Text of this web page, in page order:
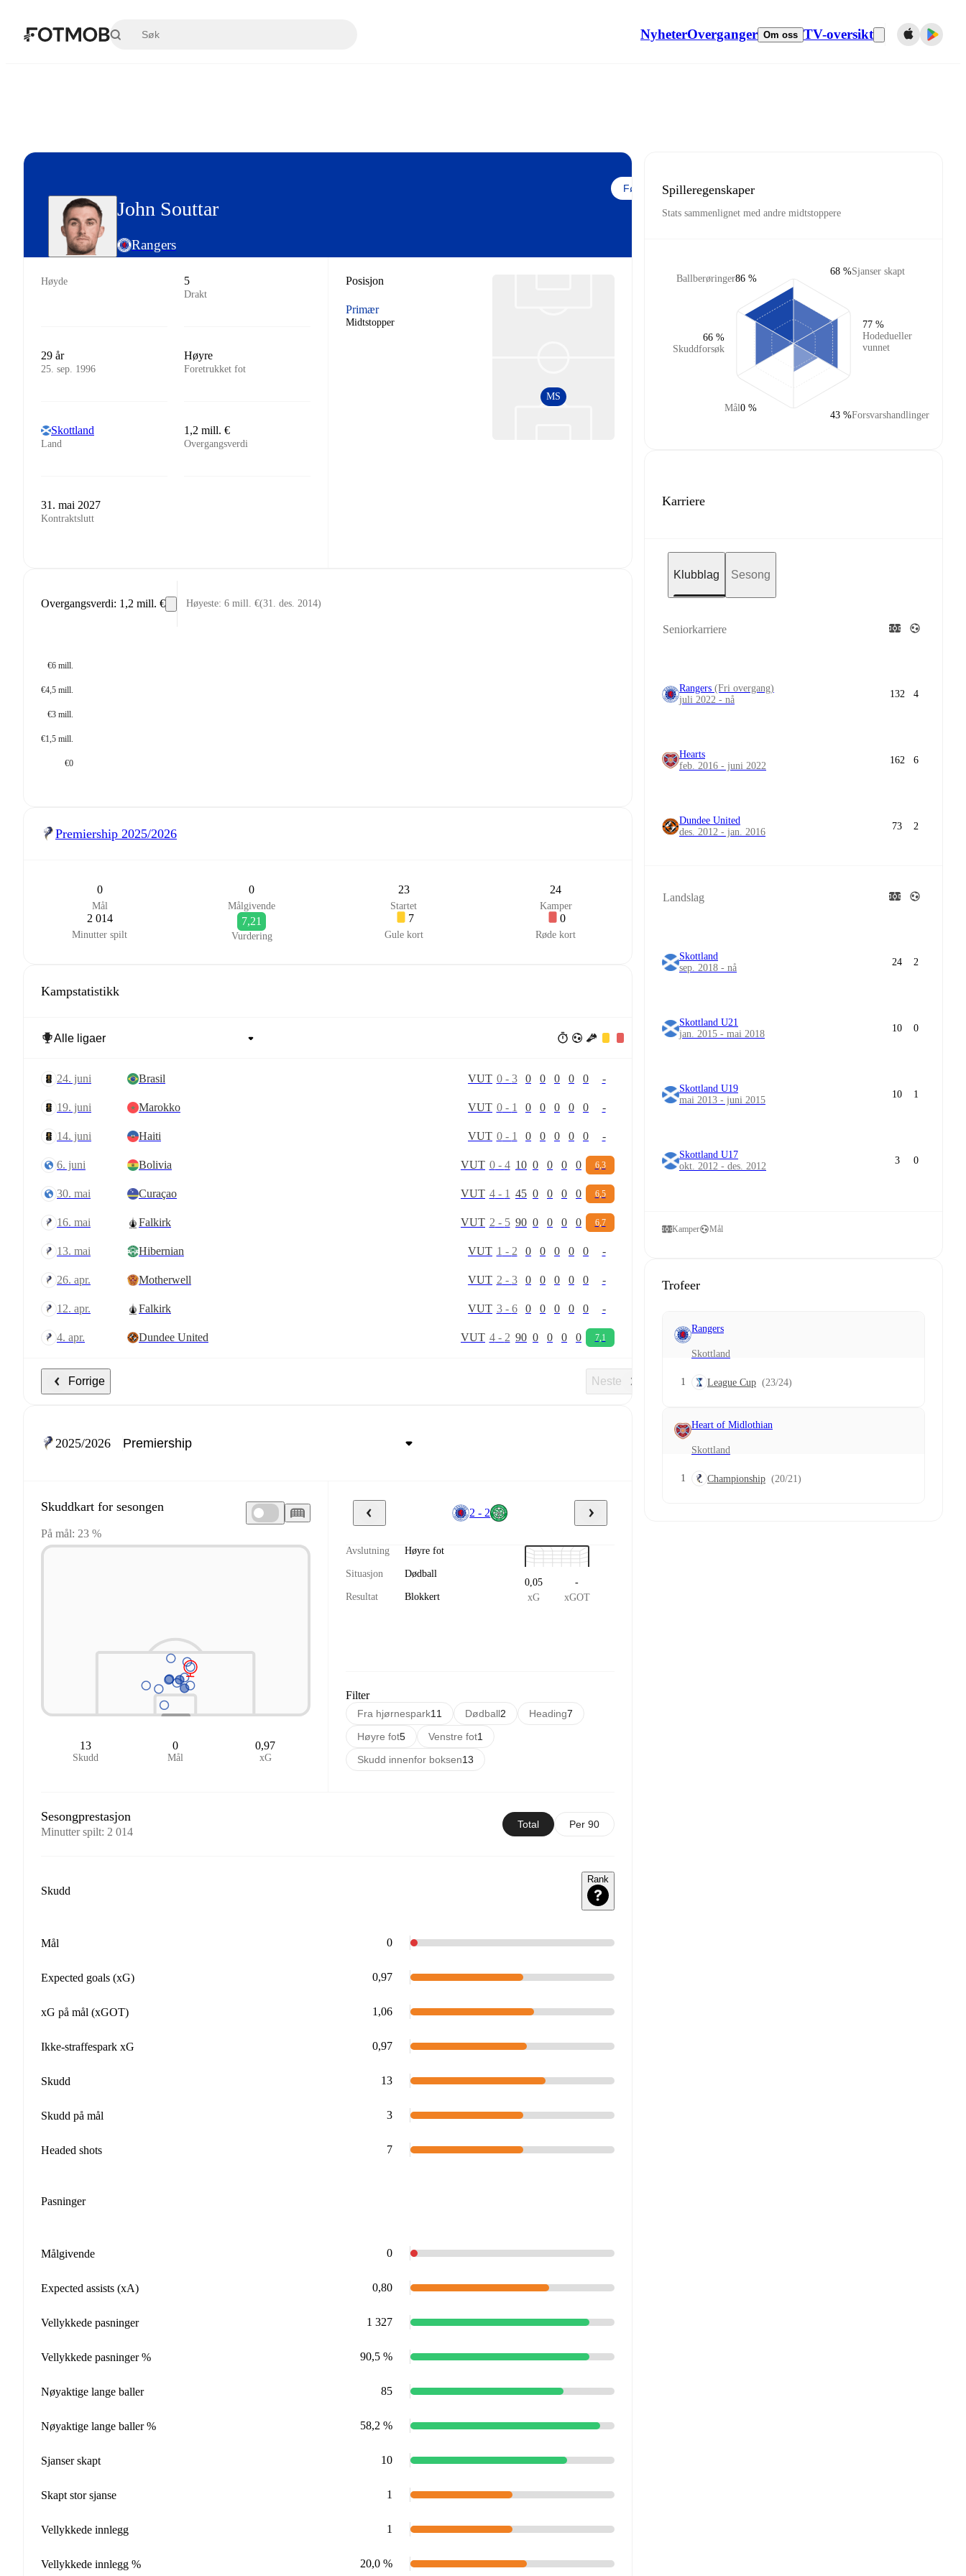
NyheterOverganger Om oss TV-oversikt
John Souttar
Rangers
Følg
Høyde 5
Drakt
29 år
25. sep. 1996
Høyre
Foretrukket fot
Skottland
Land
1,2 mill. €
Overgangsverdi
31. mai 2027
Kontraktslutt
Posisjon
Primær
Midtstopper
MS
Overgangsverdi: 1,2 mill. € Høyeste: 6 mill. €(31. des. 2014)
€6 mill.
€4,5 mill.
€3 mill.
€1,5 mill.
€0
Premiership 2025/2026
0
Mål
0
Målgivende
23
Startet
24
Kamper
2 014
Minutter spilt
7,21
Vurdering
7
Gule kort
0
Røde kort
Kampstatistikk
24. juni Brasil VUT 0- 3 0 0 0 0 0 -
19. juni Marokko VUT 0- 1 0 0 0 0 0 -
14. juni Haiti VUT 0- 1 0 0 0 0 0 -
6. juni Bolivia VUT 0- 4 10 0 0 0 0 6,3
30. mai Curaçao VUT 4- 1 45 0 0 0 0 6,5
16. mai Falkirk VUT 2 - 5 90 0 0 0 0 6,7
13. mai Hibernian VUT 1 - 2 0 0 0 0 0 -
26. apr. Motherwell VUT 2 - 3 0 0 0 0 0 -
12. apr. Falkirk VUT 3- 6 0 0 0 0 0 -
4. apr. Dundee United VUT 4- 2 90 0 0 0 0 7,1
Forrige Neste
2025/2026
Skuddkart for sesongen
På mål: 23 %
13
Skudd
0
Mål
0,97
xG
2 - 2
Avslutning Høyre fot
Situasjon Dødball
Resultat Blokkert
0,05
xG
-
xGOT
Filter
Fra hjørnespark11 Dødball2 Heading7
Høyre fot5 Venstre fot1
Skudd innenfor boksen13
Sesongprestasjon
Minutter spilt: 2 014
Total Per 90
Skudd
Rank
Mål 0
Expected goals (xG) 0,97
xG på mål (xGOT) 1,06
Ikke-straffespark xG 0,97
Skudd 13
Skudd på mål 3
Headed shots 7
Pasninger
Målgivende 0
Expected assists (xA) 0,80
Vellykkede pasninger 1 327
Vellykkede pasninger % 90,5 %
Nøyaktige lange baller 85
Nøyaktige lange baller % 58,2 %
Sjanser skapt 10
Skapt stor sjanse 1
Vellykkede innlegg 1
Vellykkede innlegg % 20,0 %
Spilleregenskaper
Stats sammenlignet med andre midtstoppere
Ballberøringer86 %
Skuddforsøk
66 %
Mål0 %
Sjanser skapt
68 %
Hodedueller
vunnet
77 %
Forsvarshandlinger
43 %
Karriere
Klubblag Sesong
Seniorkarriere
Rangers (Fri overgang)
juli 2022 - nå
132 4
Hearts
feb. 2016 - juni 2022
162 6
Dundee United
des. 2012 - jan. 2016
73 2
Landslag
Skottland
sep. 2018 - nå
24 2
Skottland U21
jan. 2015 - mai 2018
10 0
Skottland U19
mai 2013 - juni 2015
10 1
Skottland U17
okt. 2012 - des. 2012
3 0
Kamper Mål
Trofeer
Rangers
Skottland
1 League Cup (23/24)
Heart of Midlothian
Skottland
1 Championship (20/21)